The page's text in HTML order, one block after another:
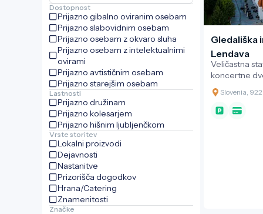
Dostopnost
Prijazno gibalno oviranim osebam
Prijazno slabovidnim osebam
Prijazno osebam z okvaro sluha
Prijazno osebam z intelektualnimi
ovirami
Prijazno avtističnim osebam
Prijazno starejšim osebam
Lastnosti
Prijazno družinam
Prijazno kolesarjem
Prijazno hišnim ljubljenčkom
Vrste storitev
Lokalni proizvodi
Dejavnosti
Nastanitve
Prizorišča dogodkov
Hrana/Catering
Znamenitosti
Značke
Gledališka
Lendava
Veličastna
koncertne
zgrajena leta
priznanega
Imreja
Slovenia,